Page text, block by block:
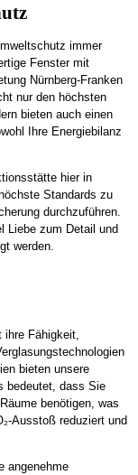
immer
Fenster mit
Nürnberg-Franken
nur den höchsten
bieten auch einen
Ihre Energiebilanz
hier in
Standards zu
durchzuführen.
Liebe zum Detail und
werden.
ihre Fähigkeit,
bieten unsere
bedeutet, dass Sie
benötigen, was
Ausstoß reduziert und
angenehme